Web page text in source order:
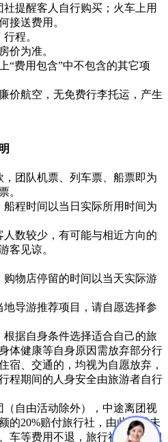
提醒客人自行购买；火车上用
接送费用。
程。
价为准。
“费用包含”中不包含的其它项
价航空，无免费行李托运，产生
，团队机票、列车票、船票即为
。
船程时间以当日实际所用时间为
人数较少，有可能与相近方向的
客见谅。
购物店停留的时间以当天实际游
地导游推荐项目，请自愿选择参
根据自身条件选择适合自己的旅
体健康等自身原因需放弃部分行
宿、交通的，均视为自愿放弃，
程期间的人身安全由旅游者自行
（自由活动除外），中途离团视
的20%赔付旅行社，由此造成未
车等费用不退，旅行社亦不承担